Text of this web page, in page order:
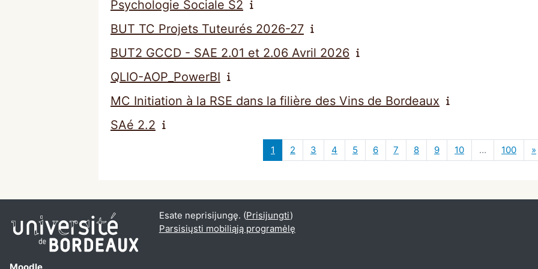
Psychologie Sociale S2
BUT TC Projets Tuteurés 2026-27
BUT2 GCCD - SAE 2.01 et 2.06 Avril 2026
QLIO-AOP_PowerBI
MC Initiation à la RSE dans la filière des Vins de Bordeaux
SAé 2.2
1 1 puslapis
2 2 puslapis
3 3 puslapis
4 4 puslapis
5 5 puslapis
66 puslapis
7 7 puslapis
88 puslapis
99 puslapis
1010 puslapis
… 100100»
Esate neprisijungę. (Prisijungti)
Parsisiųsti mobiliąją programėlę